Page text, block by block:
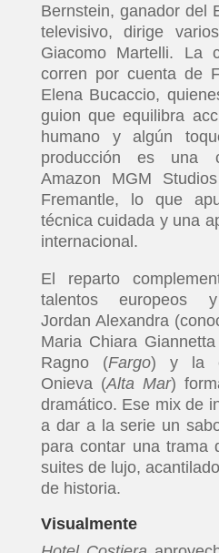
Bernstein, ganador del
televisivo, dirige
Giacomo Martelli. La
corren por cuenta de
Elena Bucaccio,
guion que equilibra
humano y algún
producción es una
Amazon MGM
Fremantle, lo que
técnica cuidada y una
internacional.
El reparto
talentos europeos y
Jordan Alexandra
Maria Chiara
Ragno (Fargo) y la
Onieva (Alta Mar)
dramático. Ese mix de
a dar a la serie un
para contar una trama
suites de lujo,
de historia.
Visualmente